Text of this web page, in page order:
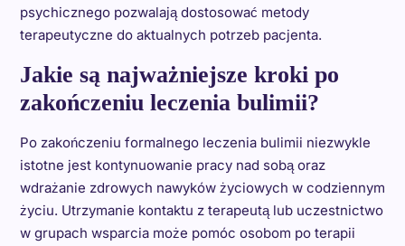
psychicznego pozwalają dostosować metody
terapeutyczne do aktualnych potrzeb pacjenta.
Jakie są najważniejsze kroki po
zakończeniu leczenia bulimii?
Po zakończeniu formalnego leczenia bulimii niezwykle
istotne jest kontynuowanie pracy nad sobą oraz
wdrażanie zdrowych nawyków życiowych w codziennym
życiu. Utrzymanie kontaktu z terapeutą lub uczestnictwo
w grupach wsparcia może pomóc osobom po terapii